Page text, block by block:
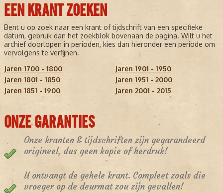
EEN KRANT ZOEKEN
Bent u op zoek naar een krant of tijdschrift van een specifieke
datum, gebruik dan het zoekblok bovenaan de pagina. Wilt u het
archief doorlopen in perioden, kies dan hieronder een periode om
vervolgens te verfijnen.
Jaren 1700 - 1800
Jaren 1801 - 1850
Jaren 1851 - 1900
Jaren 1901 - 1950
Jaren 1951 - 2000
Jaren 2001 - 2015
ONZE GARANTIES
Onze kranten & tijdschriften zijn gegarandeerd
origineel, dus geen kopie of herdruk!
U ontvangt de gehele krant. Compleet zoals die
vroeger op de deurmat zou zijn gevallen!